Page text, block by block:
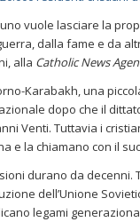
vuole lasciare la
dalla fame e da
alla Catholic News
Karabakh, una
dopo che il
Venti. Tuttavia i
e la chiamano con il
durano da decenni.
dell’Unione
legami